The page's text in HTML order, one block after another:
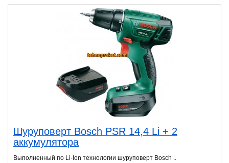
Шуруповерт Bosch PSR 14,4 Li + 2
аккумулятора
Выполненный по Li-Ion технологии шуруповерт Bosch ..